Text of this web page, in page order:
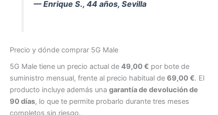
— Enrique S., 44 años, Sevilla
Precio y dónde comprar 5G Male
5G Male tiene un precio actual de 49,00 € por bote de
suministro mensual, frente al precio habitual de 69,00 €. El
producto incluye además una garantía de devolución de
90 días, lo que te permite probarlo durante tres meses
completos sin riesgo.